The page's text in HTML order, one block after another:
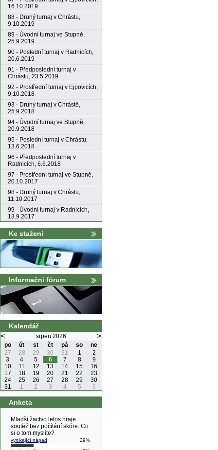
16.10.2019
88 - Druhý turnaj v Chrástu,
9.10.2019
89 - Úvodní turnaj ve Stupně,
25.9.2019
90 - Poslední turnaj v Radnicích,
20.6.2019
91 - Předposlední turnaj v
Chrástu, 23.5.2019
92 - Prostřední turnaj v Ejpovicích,
9.10.2018
93 - Druhý turnaj v Chrástě,
25.9.2018
94 - Úvodní turnaj ve Stupně,
20.9.2018
95 - Poslední turnaj v Chrástu,
13.6.2018
96 - Předposlední turnaj v
Radnicích, 6.6.2018
97 - Prostřední turnaj ve Stupně,
20.10.2017
98 - Druhý turnaj v Chrástu,
11.10.2017
99 - Úvodní turnaj v Radnicích,
13.9.2017
Ke stažení
Informační fórum
Kalendář
< srpen 2026 >
po út st čt pá so
ne
27
28 29 30 31 1
2
3
4 5 6 7 8
9
10
11 12 13 14 15
16
17
18 19 20 21 22
23
24
25 26 27 28 29
30
31
1 2 3 4 5 6
Anketa
Mladší žactvo letos hraje
soutěž bez počítání skóre. Co
si o tom myslíte?
vynikající nápad
29%